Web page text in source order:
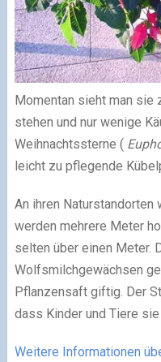
Momentan sieht man sie
stehen und nur wenige
Weihnachtssterne (
leicht zu pflegende
An ihren Naturstandorten
werden mehrere Meter
selten über einen Meter.
Wolfsmilchgewächsen
Pflanzensaft giftig. Der
dass Kinder und Tiere
Weitere Informationen